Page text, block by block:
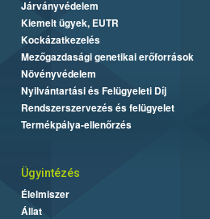
Járványvédelem
Kiemelt ügyek, EUTR
Kockázatkezelés
Mezőgazdasági genetikai erőforrások
Növényvédelem
Nyilvántartási és Felügyeleti Díj
Rendszerszervezés és felügyelet
Termékpálya-ellenőrzés
Ügyintézés
Élelmiszer
Állat